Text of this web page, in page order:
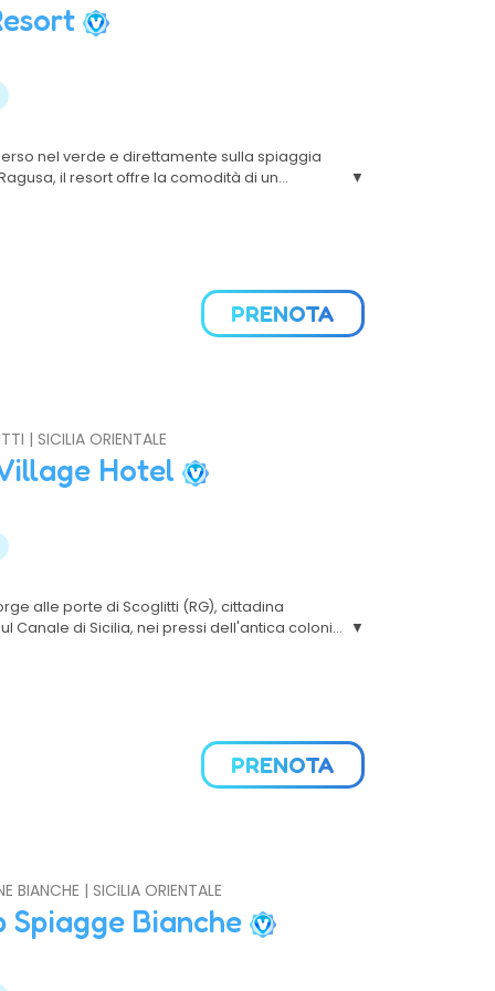
nel verde e direttamente sulla spiaggia
il resort offre la comodità di un
da residence, tutto da godere a
mare.
PRENOTA
| SICILIA ORIENTALE
Hotel
alle porte di Scoglitti (RG), cittadina
Canale di Sicilia, nei pressi dell'antica colonia
ideale per ogni tipo di vacanza, grazie ai
un clima piacevole tutto l’anno.
PRENOTA
BIANCHE | SICILIA ORIENTALE
Spiagge Bianche